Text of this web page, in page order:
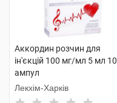
Аккордин розчин для
ін'єкцій 100 мг/мл 5 мл 10
ампул
Лекхім-Харків